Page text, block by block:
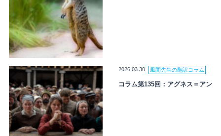
2026.03.30 風間先生の翻訳コラム
コラム第135回：アグネス＝アン